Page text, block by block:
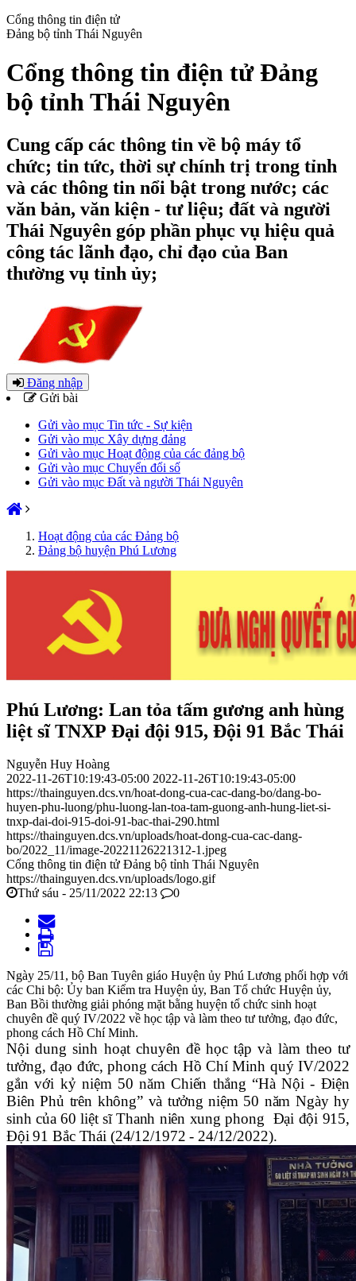
Cổng thông tin điện tử
Đảng bộ tỉnh Thái Nguyên
Cổng thông tin điện tử Đảng
bộ tỉnh Thái Nguyên
Cung cấp các thông tin về bộ máy tổ
chức; tin tức, thời sự chính trị trong tỉnh
và các thông tin nổi bật trong nước; các
văn bản, văn kiện - tư liệu; đất và người
Thái Nguyên góp phần phục vụ hiệu quả
công tác lãnh đạo, chỉ đạo của Ban
thường vụ tỉnh ủy;
Đăng nhập
Gửi bài
Gửi vào mục Tin tức - Sự kiện
Gửi vào mục Xây dựng đảng
Gửi vào mục Hoạt động của các đảng bộ
Gửi vào mục Chuyển đổi số
Gửi vào mục Đất và người Thái Nguyên
Hoạt động của các Đảng bộ
Đảng bộ huyện Phú Lương
Phú Lương: Lan tỏa tấm gương anh hùng
liệt sĩ TNXP Đại đội 915, Đội 91 Bắc Thái
Nguyễn Huy Hoàng
2022-11-26T10:19:43-05:00 2022-11-26T10:19:43-05:00
https://thainguyen.dcs.vn/hoat-dong-cua-cac-dang-bo/dang-bo-
huyen-phu-luong/phu-luong-lan-toa-tam-guong-anh-hung-liet-si-
tnxp-dai-doi-915-doi-91-bac-thai-290.html
https://thainguyen.dcs.vn/uploads/hoat-dong-cua-cac-dang-
bo/2022_11/image-20221126221312-1.jpeg
Cổng thông tin điện tử Đảng bộ tỉnh Thái Nguyên
https://thainguyen.dcs.vn/uploads/logo.gif
Thứ sáu - 25/11/2022 22:13
0
Ngày 25/11, bộ Ban Tuyên giáo Huyện ủy Phú Lương phối hợp với
các Chi bộ: Ủy ban Kiểm tra Huyện ủy, Ban Tổ chức Huyện ủy,
Ban Bồi thường giải phóng mặt bằng huyện tổ chức sinh hoạt
chuyên đề quý IV/2022 về học tập và làm theo tư tưởng, đạo đức,
phong cách Hồ Chí Minh.
Nội dung sinh hoạt chuyên đề học tập và làm theo tư
tưởng, đạo đức, phong cách Hồ Chí Minh quý IV/2022
gắn với kỷ niệm 50 năm Chiến thắng “Hà Nội - Điện
Biên Phủ trên không” và tưởng niệm 50 năm Ngày hy
sinh của 60 liệt sĩ Thanh niên xung phong Đại đội 915,
Đội 91 Bắc Thái (24/12/1972 - 24/12/2022).